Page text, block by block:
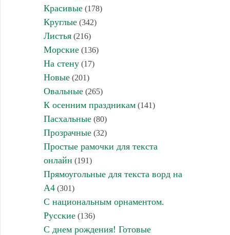
Красивые(178)
Круглые(342)
Листья(216)
Морские(136)
На стену(17)
Новые(201)
Овальные(265)
К осенним праздникам(141)
Пасхальные(80)
Прозрачные(32)
Простые рамочки для текста
онлайн (191)
Прямоугольные для текста ворд на
А4(301)
С национальным орнаментом.
Русские(136)
С днем рождения! Готовые